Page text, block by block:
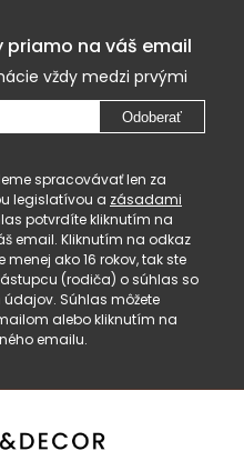
priamo na váš email
vždy medzi prvými
Odoberať
spracovávať len za
legislatívou a zásadami
potvrdíte kliknutím na
email. Kliknutím na odkaz
ako 16 rokov, tak ste
(rodiča) o súhlas so
Súhlas môžete
alebo kliknutím na
emailu.